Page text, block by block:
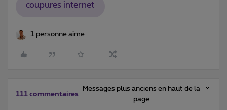
coupures internet
1 personne aime
111 commentaires
Messages plus anciens en haut de la
page